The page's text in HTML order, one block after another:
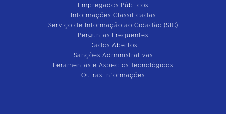
Empregados Públicos
Informações Classificadas
Serviço de Informação ao Cidadão (SIC)
Perguntas Frequentes
Dados Abertos
Sanções Administrativas
Feramentas e Aspectos Tecnológicos
Outras Informações